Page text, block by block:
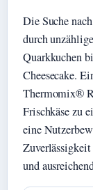
Die Suche
durch
Quarkkuchen
Cheesecake.
Thermomix®
Frischkäse zu
eine
und